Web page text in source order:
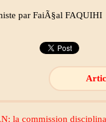
par FaiÃ§al FAQUIHI
la commission